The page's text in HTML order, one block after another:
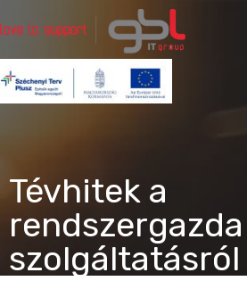
Rendszergazda Szolgáltatás Budapest
gbl IT group
a
Tévhitek a
rendszergazda
szolgáltatásról